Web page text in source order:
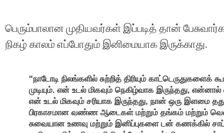
பெரும்பாலான முதியவர்கள் இப்படித் தான்
நிகழ் காலம் எப்போதும் இனிமையாக இருக்காது.
"நாடோடி நிலங்களில் சுற்றித் திரியும்
முடியும். என் உடல் மிகவும் நெகிழ்வாக இருந்தது,
என் உடல் மிகவும் சரியாக இருந்தது, நான் ஒரு இளமை
பிரகாசமான வண்ண ஆடைகள் மற்றும் தங்கம் மற்றும்
சுவையான உணவு மற்றும் இனிப்புகளை டன் கணக்கில்